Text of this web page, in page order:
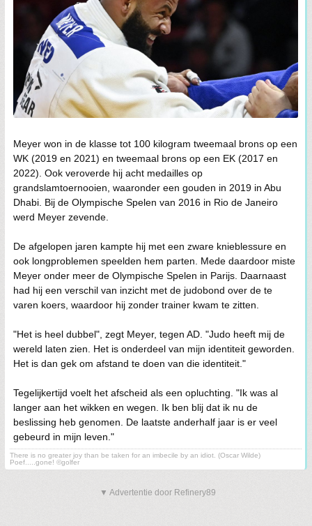
Meyer won in de klasse tot 100 kilogram tweemaal brons op een
WK (2019 en 2021) en tweemaal brons op een EK (2017 en
2022). Ook veroverde hij acht medailles op
grandslamtoernooien, waaronder een gouden in 2019 in Abu
Dhabi. Bij de Olympische Spelen van 2016 in Rio de Janeiro
werd Meyer zevende.
De afgelopen jaren kampte hij met een zware knieblessure en
ook longproblemen speelden hem parten. Mede daardoor miste
Meyer onder meer de Olympische Spelen in Parijs. Daarnaast
had hij een verschil van inzicht met de judobond over de te
varen koers, waardoor hij zonder trainer kwam te zitten.
"Het is heel dubbel", zegt Meyer, tegen AD. "Judo heeft mij de
wereld laten zien. Het is onderdeel van mijn identiteit geworden.
Het is dan gek om afstand te doen van die identiteit."
Tegelijkertijd voelt het afscheid als een opluchting. "Ik was al
langer aan het wikken en wegen. Ik ben blij dat ik nu de
beslissing heb genomen. De laatste anderhalf jaar is er veel
gebeurd in mijn leven."
There is no greater joy than be taken for an imbecile by an idiot. (Oscar Wilde)
Poef.....gone! ©golfer
▼ Advertentie door Refinery89